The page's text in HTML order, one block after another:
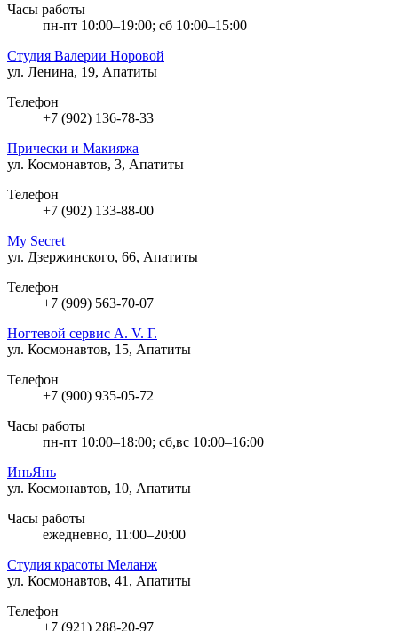
Часы работы
пн-пт 10:00–19:00; сб 10:00–15:00
Студия Валерии Норовой
ул. Ленина, 19, Апатиты
Телефон
+7 (902) 136-78-33
Прически и Макияжа
ул. Космонавтов, 3, Апатиты
Телефон
+7 (902) 133-88-00
My Secret
ул. Дзержинского, 66, Апатиты
Телефон
+7 (909) 563-70-07
Ногтевой сервис A. V. Г.
ул. Космонавтов, 15, Апатиты
Телефон
+7 (900) 935-05-72
Часы работы
пн-пт 10:00–18:00; сб,вс 10:00–16:00
ИньЯнь
ул. Космонавтов, 10, Апатиты
Часы работы
ежедневно, 11:00–20:00
Студия красоты Меланж
ул. Космонавтов, 41, Апатиты
Телефон
+7 (921) 288-20-97